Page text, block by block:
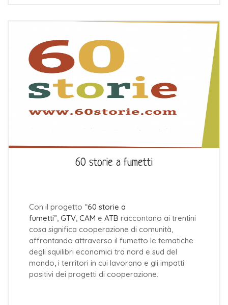
60 storie a fumetti
Con il progetto “60 storie a
fumetti”, GTV, CAM e ATB raccontano ai trentini
cosa significa cooperazione di comunità,
affrontando attraverso il fumetto le tematiche
degli squilibri economici tra nord e sud del
mondo, i territori in cui lavorano e gli impatti
positivi dei progetti di cooperazione.